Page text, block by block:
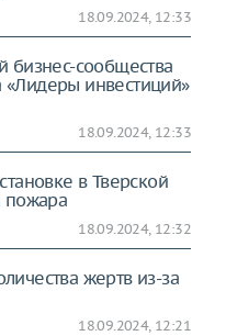
18.09.2024, 12:33
бизнес-сообщества
инвестиций»
18.09.2024, 12:33
в Тверской
пожара
18.09.2024, 12:32
жертв из-за
18.09.2024, 12:21